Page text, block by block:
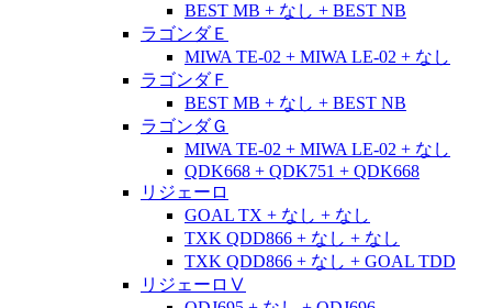
BEST MB + なし + BEST NB
ラゴンダＥ
MIWA TE-02 + MIWA LE-02 + なし
ラゴンダＦ
BEST MB + なし + BEST NB
ラゴンダＧ
MIWA TE-02 + MIWA LE-02 + なし
QDK668 + QDK751 + QDK668
リジェーロ
GOAL TX + なし + なし
TXK QDD866 + なし + なし
TXK QDD866 + なし + GOAL TDD
リジェーロⅤ